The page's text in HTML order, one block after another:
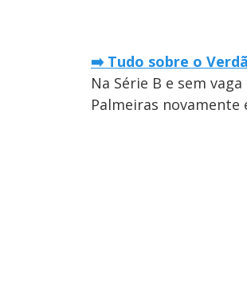
➡️ Tudo sobre o
Na Série B e sem
Palmeiras novamente